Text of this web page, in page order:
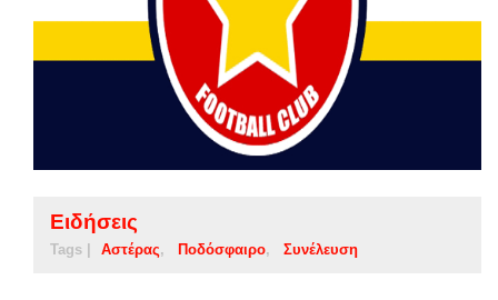
Ειδήσεις
Tags | Αστέρας Ποδόσφαιρο Συνέλευση